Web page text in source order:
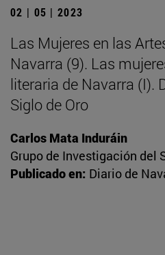
02 | 05 | 2023
Las Mujeres en las
Navarra (9). Las
literaria de Navarra (I).
Siglo de Oro
Carlos Mata Induráin
Grupo de Investigación del
Publicado en: Diario de